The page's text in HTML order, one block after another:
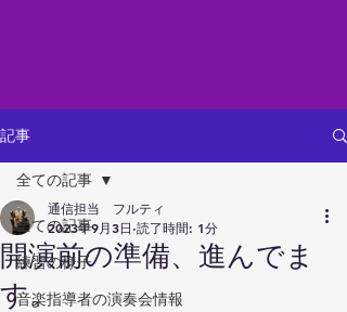
記事
全ての記事
練習の様子
音楽指導者の演奏会情報
全ての記事
開演前の準備、進んでま
す。
通信担当 フルティ
2023年9月3日 読了時間: 1分